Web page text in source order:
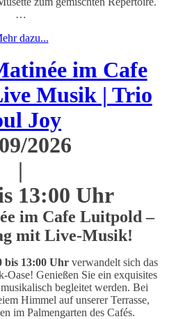
…
dazu...
im Cafe
Musik | Trio
Joy
2026
|
13:00 Uhr
im Cafe Luitpold –
mit Live-Musik!
bis 13:00 Uhr verwandelt sich das
Genießen Sie ein exquisites
begleitet werden. Bei
Himmel auf unserer Terrasse,
im Palmengarten des Cafés.